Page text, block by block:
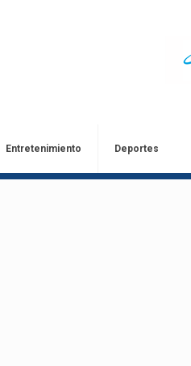
Entretenimiento Deportes